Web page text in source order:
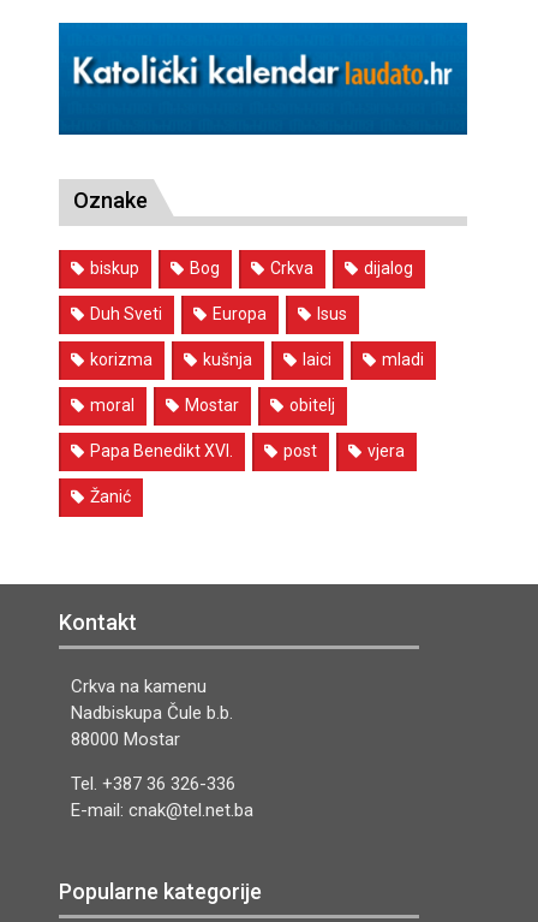
Oznake
biskup Bog Crkva dijalog
Duh Sveti Europa Isus
korizma kušnja laici mladi
moral Mostar obitelj
Papa Benedikt XVI. post vjera
Žanić
Kontakt
Crkva na kamenu
Nadbiskupa Čule b.b.
88000 Mostar
Tel. +387 36 326-336
E-mail: cnak@tel.net.ba
Popularne kategorije